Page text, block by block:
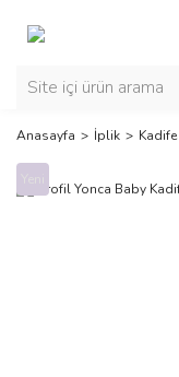
Anasayfa İplik Kadife